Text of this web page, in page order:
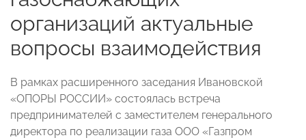
организаций актуальные
вопросы взаимодействия
В рамках расширенного заседания Ивановской
«ОПОРЫ РОССИИ» состоялась встреча
предпринимателей с заместителем генерального
директора по реализации газа ООО «Газпром